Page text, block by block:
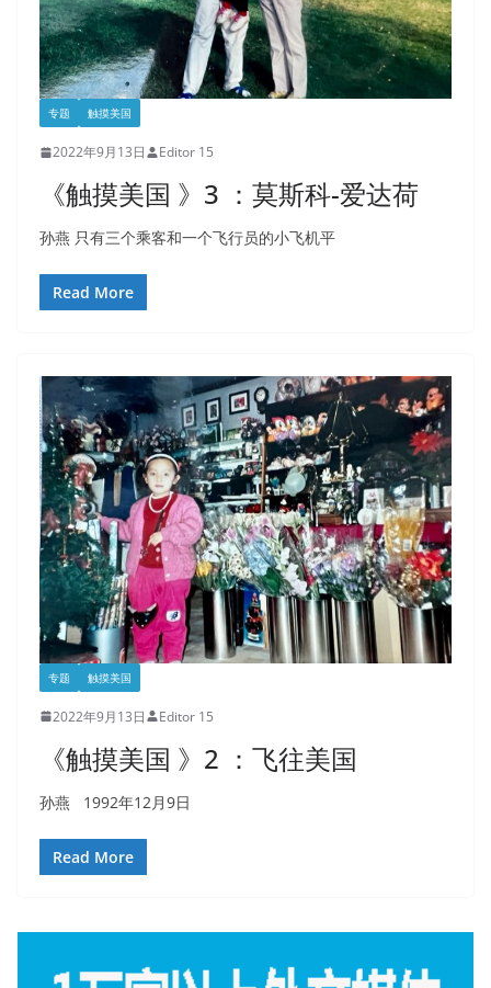
专题 触摸美国
2022年9月13日 Editor 15
《触摸美国 》3 ：莫斯科-爱达荷
孙燕 只有三个乘客和一个飞行员的小飞机平
Read More
专题 触摸美国
2022年9月13日 Editor 15
《触摸美国 》2 ：飞往美国
孙燕 1992年12月9日
Read More